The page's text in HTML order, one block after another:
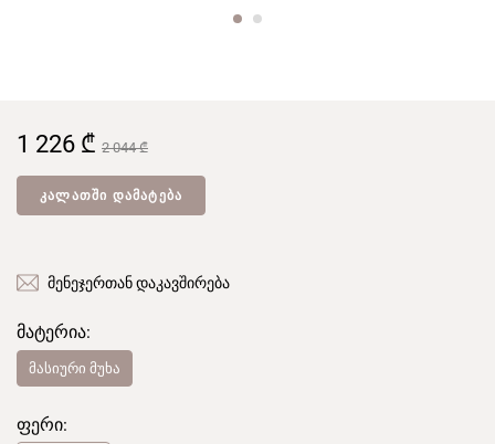
1 226 ₾ 2 044 ₾
ᲙᲐᲚᲐᲗᲨᲘ ᲓᲐᲛᲐᲢᲔᲑᲐ
მენეჯერთან დაკავშირება
მატერია:
მასიური მუხა
ფერი: